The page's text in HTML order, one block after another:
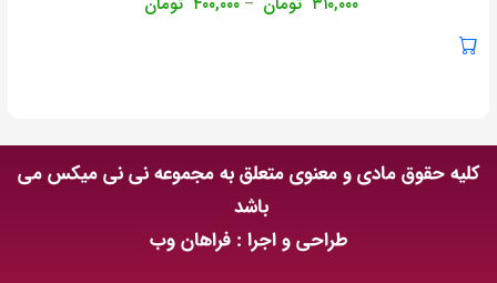
کلیه حقوق مادی و معنوی متعلق به مجموعه نی نی میکس می
باشد
طراحی و اجرا : فراهان وب